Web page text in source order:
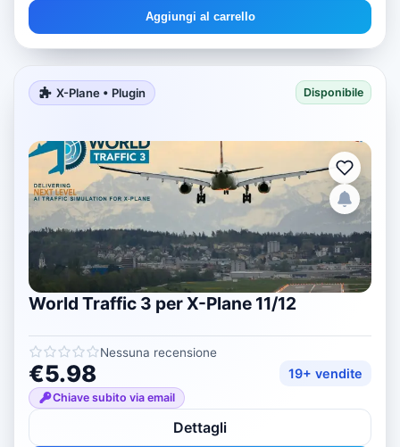
Aggiungi al carrello
X-Plane • Plugin Disponibile
World Traffic 3 per X-Plane 11/12
Nessuna recensione
€5.98 19+ vendite
Chiave subito via email
Dettagli